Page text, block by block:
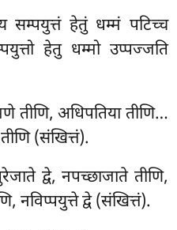
सम्पयुत्तं हेतुं धम्मं पटिच्च
हेतु धम्मो उप्पज्जति
तीणि, अधिपतिया तीणि…
(संखित्तं).
द्वे, नपच्छाजाते तीणि,
नविप्पयुत्ते द्वे (संखित्तं).